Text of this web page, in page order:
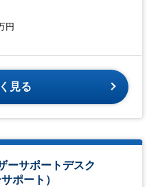
円
見る
ーサポートデスク
ポート）